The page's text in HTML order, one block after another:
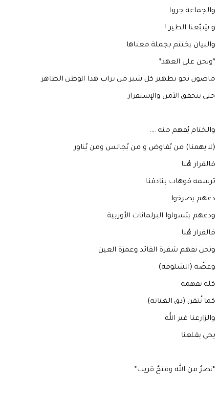
والجماعة جروا
و شِبّعنا الطير !
والبيان يختتم بجملة معناها
*ونحن على العهد*
ماضون نحو تطهير كل شبر من تراب هذا الوطن الطاهر
حتى يتحقق الأمن والإستقرار
والختام يُفهم منه ….
(لا يهمنا) من يُفاوض و من يُجالس ومن يُناور
فالقرار هُنا
ترسمه فوهات بنادقنا
دعهم يصرخوا
ودعهم يتسولوا البرلمانات الأوربية
فالقرار هُنا
ونحن نفهم شفرة القائد وغمزة العين
وعضّة (الشلوفة)
كله نفهمه
كما نُتقن (دق الغتاته)
والزارعنا غير الله
يجي يقلعنا
*نصرٌ من الله وفتحٌ قريب*